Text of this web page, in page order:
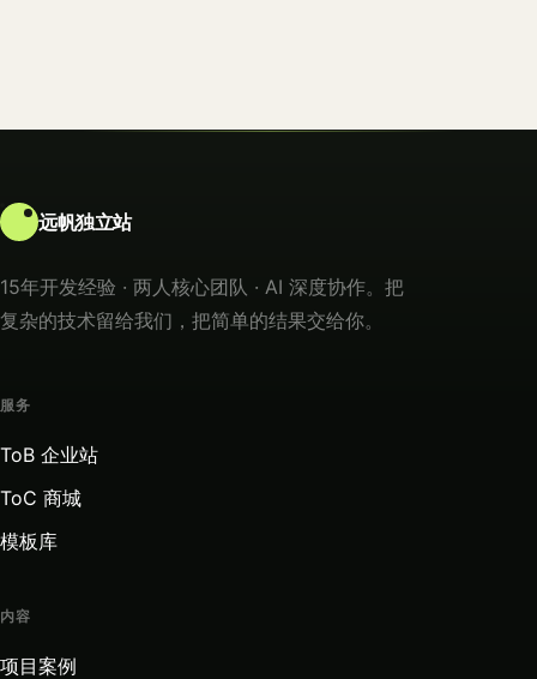
远帆独立站
15年开发经验 · 两人核心团队 · AI 深度协作。把
复杂的技术留给我们，把简单的结果交给你。
服务
ToB 企业站
ToC 商城
模板库
内容
项目案例